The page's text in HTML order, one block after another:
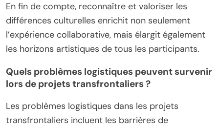
En fin de compte, reconnaître et valoriser les
différences culturelles enrichit non seulement
l’expérience collaborative, mais élargit également
les horizons artistiques de tous les participants.
Quels problèmes logistiques peuvent survenir
lors de projets transfrontaliers ?
Les problèmes logistiques dans les projets
transfrontaliers incluent les barrières de